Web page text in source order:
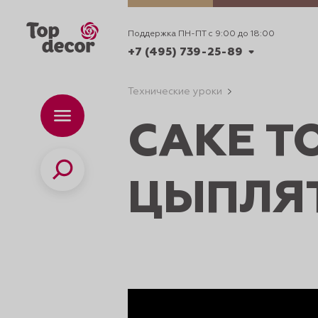
Поддержка ПН-ПТ с 9:00 до 18:00
+7 (495) 739-25-89
+7 (495) 739-25-89
ИДЕИ
Каталог
Поиск
Технические уроки
CAKE